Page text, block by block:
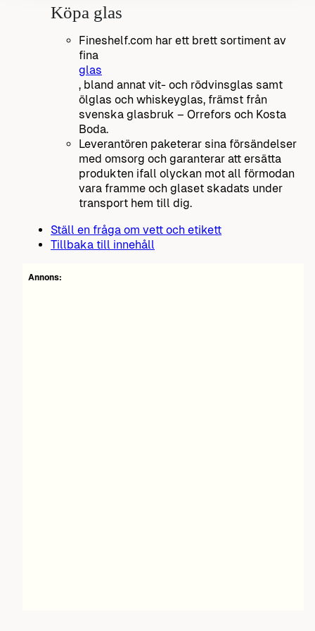
Köpa glas
Fineshelf.com har ett brett sortiment av
fina
glas
, bland annat vit- och rödvinsglas samt
ölglas och whiskeyglas, främst från
svenska glasbruk – Orrefors och Kosta
Boda.
Leverantören paketerar sina försändelser
med omsorg och garanterar att ersätta
produkten ifall olyckan mot all förmodan
vara framme och glaset skadats under
transport hem till dig.
Ställ en fråga om vett och etikett
Tillbaka till innehåll
Annons: